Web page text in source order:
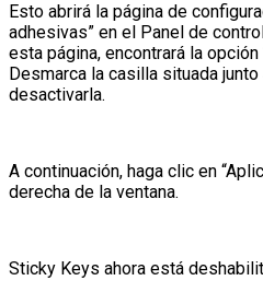
Esto abrirá la página de
adhesivas” en el Panel de
esta página, encontrará la
Desmarca la casilla situada
desactivarla.
A continuación, haga clic en
derecha de la ventana.
Sticky Keys ahora está